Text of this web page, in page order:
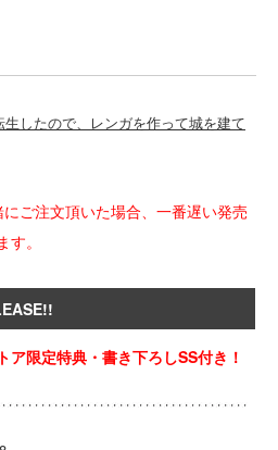
したので、レンガを作って城を建て
ご注文頂いた場合、一番遅い発売
。
ア限定特典・書き下ろしSS付き！